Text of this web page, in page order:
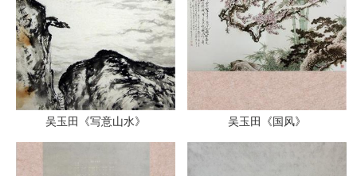
吴玉田《写意山水》 吴玉田《国风》